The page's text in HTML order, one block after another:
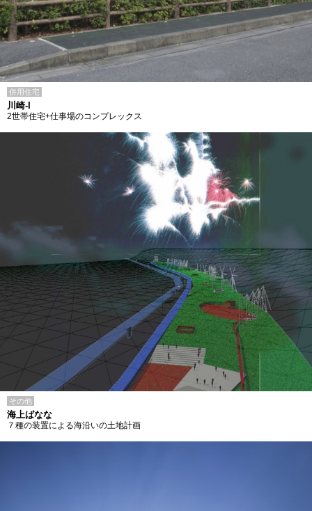
併用住宅
川崎-I
2世帯住宅+仕事場のコンプレックス
その他
海上ばなな
７種の装置による海沿いの土地計画